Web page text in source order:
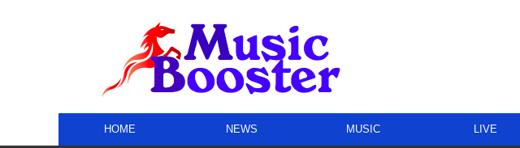
HOME NEWS MUSIC LIVE